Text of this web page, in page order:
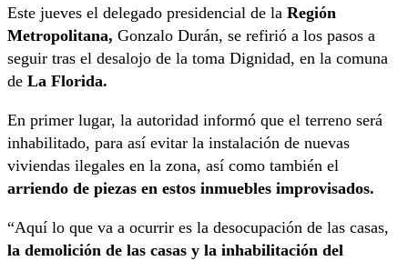
Este jueves el delegado presidencial de la Región
Metropolitana, Gonzalo Durán, se refirió a los pasos a
seguir tras el desalojo de la toma Dignidad, en la comuna
de La Florida.
En primer lugar, la autoridad informó que el terreno será
inhabilitado, para así evitar la instalación de nuevas
viviendas ilegales en la zona, así como también el
arriendo de piezas en estos inmuebles improvisados.
“Aquí lo que va a ocurrir es la desocupación de las casas,
la demolición de las casas y la inhabilitación del